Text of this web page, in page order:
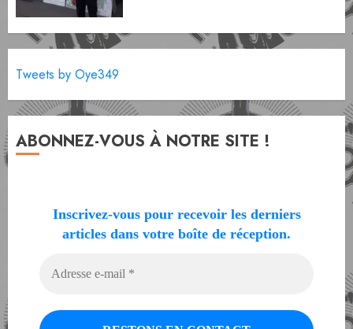
Tweets by Oye349
ABONNEZ-VOUS À NOTRE SITE !
Inscrivez-vous pour recevoir les derniers
articles dans votre boîte de réception.